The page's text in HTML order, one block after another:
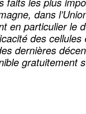
dans
en particulier le
des
dernières
gratuitement